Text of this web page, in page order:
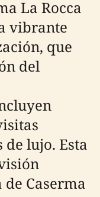
La Rocca
vibrante
que
del
lujo. Esta
Caserma